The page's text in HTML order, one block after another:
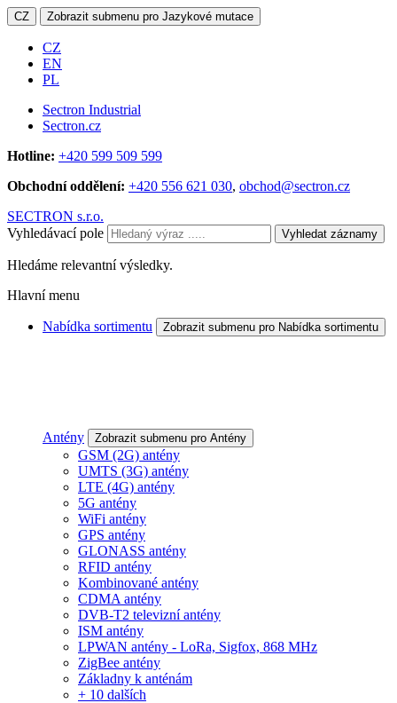
CZ Zobrazit submenu pro Jazykové mutace
CZ
EN
PL
Sectron Industrial
Sectron.cz
Hotline: +420 599 509 599
Obchodní oddělení: +420 556 621 030, obchod@sectron.cz
SECTRON s.r.o.
Vyhledávací pole
Vyhledat záznamy
Hledáme relevantní výsledky.
Hlavní menu
Nabídka sortimentu Zobrazit submenu pro Nabídka sortimentu
Antény Zobrazit submenu pro Antény
GSM (2G) antény
UMTS (3G) antény
LTE (4G) antény
5G antény
WiFi antény
GPS antény
GLONASS antény
RFID antény
Kombinované antény
CDMA antény
DVB-T2 televizní antény
ISM antény
LPWAN antény - LoRa, Sigfox, 868 MHz
ZigBee antény
Základny k anténám
+ 10 dalších